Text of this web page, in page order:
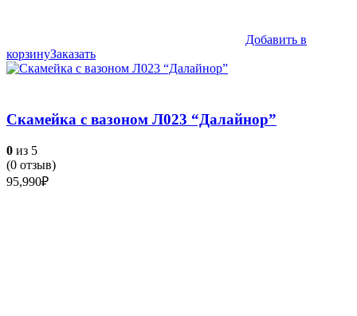
Добавить в
корзинуЗаказать
Скамейка с вазоном Л023 “Далайнор”
0 из 5
(0 отзыв)
95,990₽